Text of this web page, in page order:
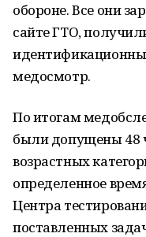
обороне. Все они
сайте ГТО,
медосмотр.
По итогам
были допущены 48
возрастных
определенное
Центра
поставленных